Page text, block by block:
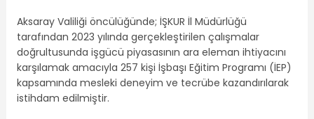
Aksaray Valiliği öncülüğünde; İŞKUR İl Müdürlüğü
tarafından 2023 yılında gerçekleştirilen çalışmalar
doğrultusunda işgücü piyasasının ara eleman ihtiyacını
karşılamak amacıyla 257 kişi İşbaşı Eğitim Programı (İEP)
kapsamında mesleki deneyim ve tecrübe kazandırılarak
istihdam edilmiştir.